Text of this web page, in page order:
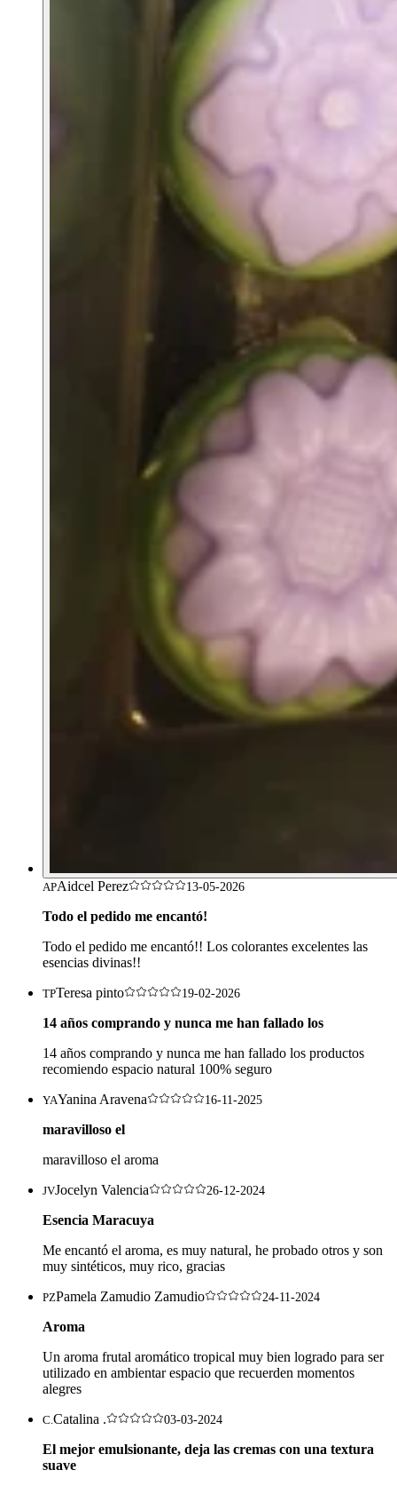
APAidcel Perez 13-05-2026
Todo el pedido me encantó!
Todo el pedido me encantó!! Los colorantes excelentes las
esencias divinas!!
TPTeresa pinto 19-02-2026
14 años comprando y nunca me han fallado los
14 años comprando y nunca me han fallado los productos
recomiendo espacio natural 100% seguro
YAYanina Aravena 16-11-2025
maravilloso el
maravilloso el aroma
JVJocelyn Valencia 26-12-2024
Esencia Maracuya
Me encantó el aroma, es muy natural, he probado otros y son
muy sintéticos, muy rico, gracias
PZPamela Zamudio Zamudio 24-11-2024
Aroma
Un aroma frutal aromático tropical muy bien logrado para ser
utilizado en ambientar espacio que recuerden momentos
alegres
C.Catalina . 03-03-2024
El mejor emulsionante, deja las cremas con una textura
suave